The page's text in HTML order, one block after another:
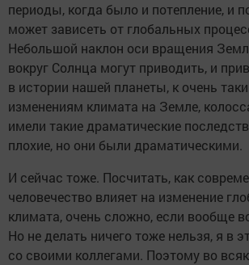
периоды, когда было и потепление, и
может зависеть от глобальных
Небольшой наклон оси вращения
вокруг Солнца могут приводить, и
в истории нашей планеты, к очень
изменениям климата на Земле,
имели такие драматические
плохие, но они были драматическими.
И сейчас тоже. Посчитать, как
человечество влияет на изменение
климата, очень сложно, если вообще
Но не делать ничего тоже нельзя, я в
со своими коллегами. Поэтому во